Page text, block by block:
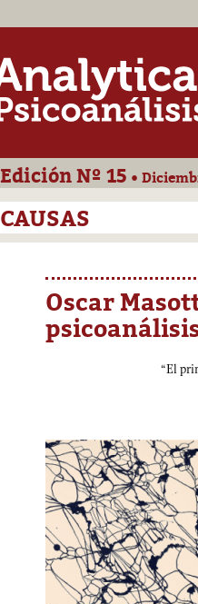
Edición Nº 15 •
CAUSAS
Oscar
“El